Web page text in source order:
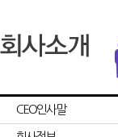
CEO인사말